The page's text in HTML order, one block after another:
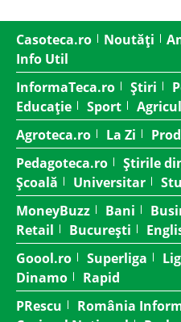
Casoteca.ro Noutăți
Info Util
InformaTeca.ro
Știri
Educație
Sport
Agroteca.ro
La Zi
Pedagoteca.ro
Știrile
Școală
Universitar
MoneyBuzz
Bani
Retail
București
Goool.ro
Superliga
Dinamo
Rapid
PRescu
România